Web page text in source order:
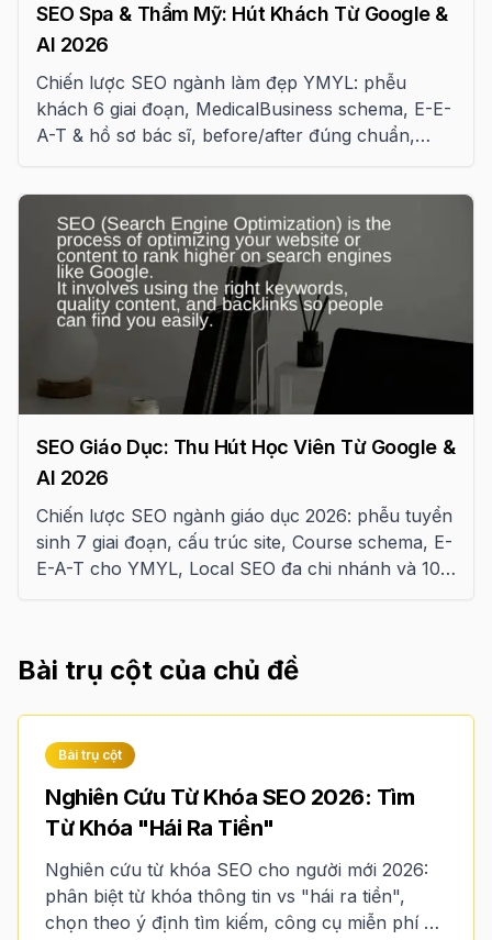
SEO Spa & Thẩm Mỹ: Hút Khách Từ Google &
AI 2026
Chiến lược SEO ngành làm đẹp YMYL: phễu
khách 6 giai đoạn, MedicalBusiness schema, E-E-
A-T & hồ sơ bác sĩ, before/after đúng chuẩn,
SEO Giáo Dục: Thu Hút Học Viên Từ Google &
AI 2026
Chiến lược SEO ngành giáo dục 2026: phễu tuyển
sinh 7 giai đoạn, cấu trúc site, Course schema, E-
E-A-T cho YMYL, Local SEO đa chi nhánh và 10
Bài trụ cột của chủ đề
Bài trụ cột
Nghiên Cứu Từ Khóa SEO 2026: Tìm
Từ Khóa "Hái Ra Tiền"
Nghiên cứu từ khóa SEO cho người mới 2026:
phân biệt từ khóa thông tin vs "hái ra tiền",
chọn theo ý định tìm kiếm, công cụ miễn phí và